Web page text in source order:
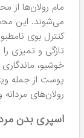
مام رولان‌ها
می‌شوند. این
کنترل بوی
تازگی و تمیزی
خوشبو،
پوست از جمله
رولان‌های مردانه
اسپری بدن